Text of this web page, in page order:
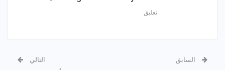
تعليق
السابق التالي